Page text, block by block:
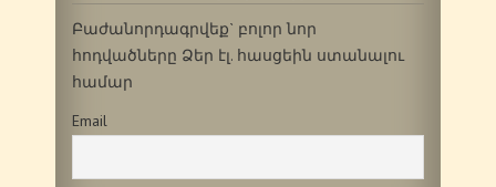
Բաժանորդագրվեք` բոլոր նոր
հոդվածները Ձեր էլ. հասցեին ստանալու
համար
Email